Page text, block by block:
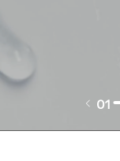
01